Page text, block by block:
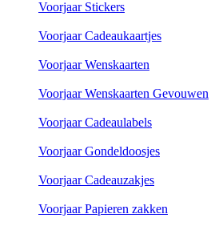
Voorjaar Stickers
Voorjaar Cadeaukaartjes
Voorjaar Wenskaarten
Voorjaar Wenskaarten Gevouwen
Voorjaar Cadeaulabels
Voorjaar Gondeldoosjes
Voorjaar Cadeauzakjes
Voorjaar Papieren zakken